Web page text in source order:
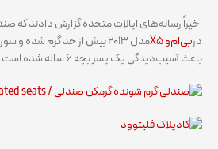
اخیراً رسانه‌های ایالات متحده گزارش دادند که
دربی‌ام‌و X5
مدل ۲۰۱۳ بیش از حد گرم شده
باعث آسیب‌دیدگی یک پسر بچه ۶ ساله شده است.